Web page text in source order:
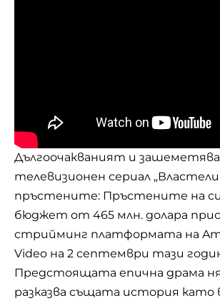
Дългоочакваният и
телевизионен сериал
пръстените: Пръстените на
бюджет от 465 млн. долара
стрийминг платформата на
Video на 2 септември тази
Предстоящата епична драма
разказва същата история